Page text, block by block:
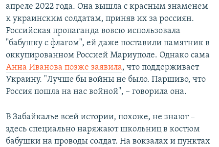
апреле 2022 года. Она вышла с красным знаменем
к украинским солдатам, приняв их за россиян.
Российская пропаганда вовсю использовала
"бабушку с флагом", ей даже поставили памятник в
оккупированном Россией Мариуполе. Однако сама
Анна Иванова позже заявила, что поддерживает
Украину. "Лучше бы войны не было. Паршиво, что
Россия пошла на нас войной", – говорила она.
В Забайкалье всей истории, похоже, не знают –
здесь специально наряжают школьниц в костюм
бабушки на проводы солдат. На вокзалах и пунктах